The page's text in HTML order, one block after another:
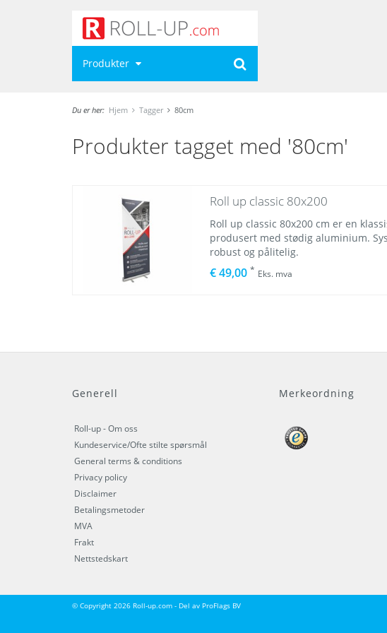
Produkter
Du er her: Hjem Tagger 80cm
Produkter tagget med '80cm'
Roll up classic 80x200
Roll up classic 80x200 cm er en
produsert med stødig aluminium.
robust og pålitelig.
€ 49,00 * Eks. mva
Generell
Roll-up - Om oss
Kundeservice/Ofte stilte spørsmål
General terms & conditions
Privacy policy
Disclaimer
Betalingsmetoder
MVA
Frakt
Nettstedskart
Merkeordning
© Copyright 2026 Roll-up.com - Del av ProFlags BV